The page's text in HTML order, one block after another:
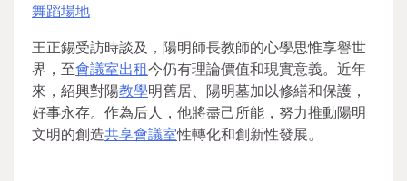
舞蹈場地
王正錫受訪時談及，陽明師長教師的心學思惟享譽世
界，至會議室出租今仍有理論價值和現實意義。近年
來，紹興對陽教學明舊居、陽明墓加以修繕和保護，
好事永存。作為后人，他將盡己所能，努力推動陽明
文明的創造共享會議室性轉化和創新性發展。